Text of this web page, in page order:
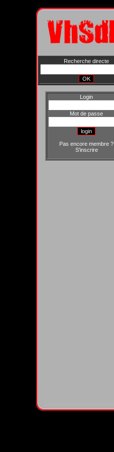
Recherche directe
Login
Mot de passe
Pas encore membre ?
S'inscrire